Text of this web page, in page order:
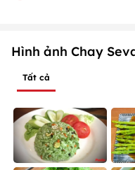
Hình ảnh Chay
Tất cả